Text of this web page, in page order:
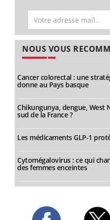
NOUS VOUS
Cancer colorectal : une
donne au Pays basque
Chikungunya, dengue, West
sud de la France ?
Les médicaments GLP-1
Cytomégalovirus : ce qui
des femmes enceintes